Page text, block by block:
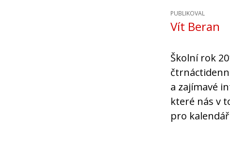
PUBLIKOVAL
Vít Beran
Školní rok
a zajímavé
které nás v
pro